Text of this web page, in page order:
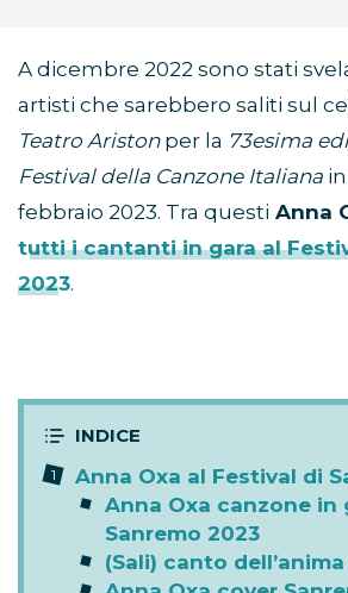
A dicembre 2022 sono stati
artisti che sarebbero saliti sul
Teatro Aristonper la 73esima
Festival della Canzone Italiana
febbraio 2023. Tra questi Anna
tutti i cantanti in gara al
2023.
Anna Oxa al Festival di
Anna Oxa canzone in
Sanremo 2023
(Sali) canto